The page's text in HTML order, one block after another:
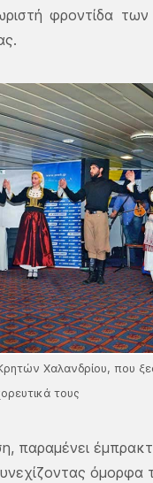
φροντίδα
Χαλανδρίου, που
τους
παραμένει
όμορφα